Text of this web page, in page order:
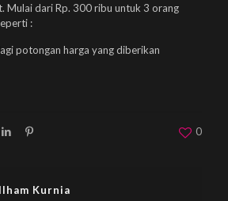
Mulai dari Rp. 300 ribu untuk 3 orang
:
potongan harga yang diberikan
0
Ilham Kurnia